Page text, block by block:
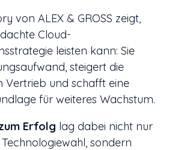
von ALEX & GROSS zeigt,
Cloud-
leisten kann: Sie
steigert die
Vertrieb und schafft eine
für weiteres Wachstum.
Erfolg lag dabei nicht nur
sondern